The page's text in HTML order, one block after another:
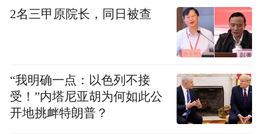
谈及此次合作，萧敬腾表示，“歌曲很轻松很
有记忆点。Disco是一种任何人听了都忍不住
跟着摇摆的曲风。前奏一响，我的身体就会
带入感。这部电影不光是一场宇宙冒险，也
在描述每个人面对巨大挑战时，如何找到继
续前进的力量，最重要的是，会被满满童年
2名三甲原院长，同日被查
“我明确一点：以色列不接
受！”内塔尼亚胡为何如此公
开地挑衅特朗普？